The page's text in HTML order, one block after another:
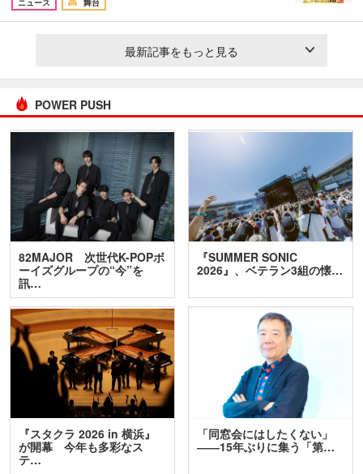
ニュース
舞台
最新記事をもっと見る
POWER PUSH
82MAJOR 次世代K-POPボ
ーイズグループの“今”を
訊…
『SUMMER SONIC
2026』、ベテラン3組の懐…
『スタクラ 2026 in 横浜』
が開幕 今年も多彩なス
テ…
「同窓会にはしたくない」
――15年ぶりに集う「第…